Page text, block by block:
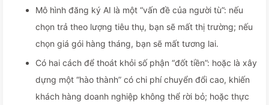
Mô hình đăng ký AI là một “vấn đề của người tù”: nếu
chọn trả theo lượng tiêu thụ, bạn sẽ mất thị trường; nếu
chọn giá gói hàng tháng, bạn sẽ mất tương lai.
Có hai cách để thoát khỏi số phận “đốt tiền”: hoặc là xây
dựng một “hào thành” có chi phí chuyển đổi cao, khiến
khách hàng doanh nghiệp không thể rời bỏ; hoặc thực